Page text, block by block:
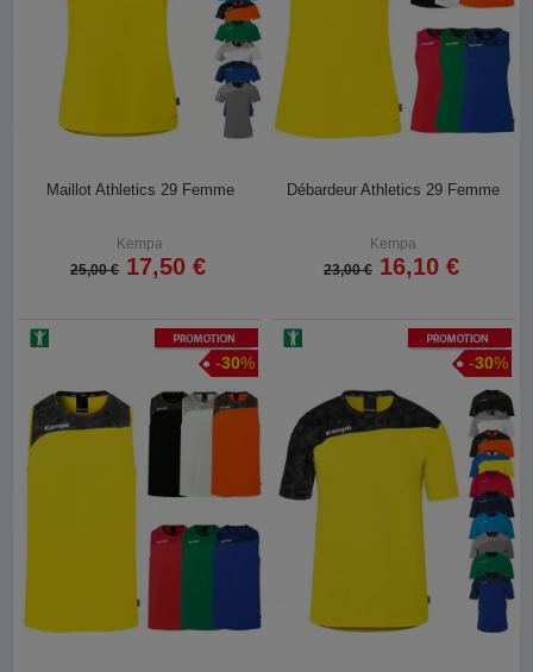
Maillot Athletics 29 Femme
Kempa
25,00 € 17,50 €
Débardeur Athletics 29 Femme
Kempa
23,00 € 16,10 €
Promotion
-30%
Promotion
-30%